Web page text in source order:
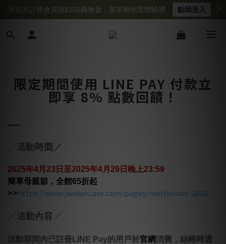
限定期間使用 LINE PAY 付款立
即享 8% 點數回饋！
／活動時間／
2025年4月23日至2025年4月29日 晚上23:59
簡單母親節，全館65折起
>>https://www.jandancare.com/pages/motherday-2025
活動內容／
活動期間內已註冊LINE Pay的用戶於官網消費，結帳時透
新朋友註冊會員領$150購物金，首單贈明星體驗禮 點我登入